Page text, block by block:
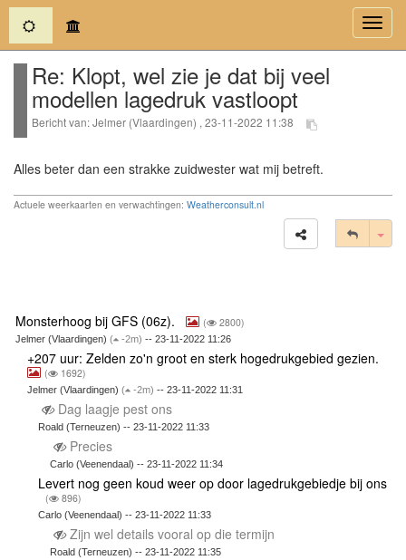
(current)
Re: Klopt, wel zie je dat bij veel
modellen lagedruk vastloopt
Bericht van: Jelmer (Vlaardingen) , 23-11-2022 11:38
Alles beter dan een strakke zuidwester wat mij betreft.
Actuele weerkaarten en verwachtingen: Weatherconsult.nl
Monsterhoog bij GFS (06z). ( 2800)
Jelmer (Vlaardingen) ( -2m) -- 23-11-2022 11:26
+207 uur: Zelden zo'n groot en sterk hogedrukgebied gezien.
( 1692)
Jelmer (Vlaardingen) ( -2m) -- 23-11-2022 11:31
Dag laagje pest ons
Roald (Terneuzen) -- 23-11-2022 11:33
Precies
Carlo (Veenendaal) -- 23-11-2022 11:34
Levert nog geen koud weer op door lagedrukgebiedje bij ons
( 896)
Carlo (Veenendaal) -- 23-11-2022 11:33
Zijn wel details vooral op die termijn
Roald (Terneuzen) -- 23-11-2022 11:35